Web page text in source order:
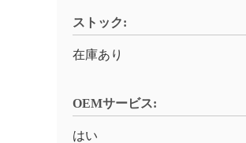
ストック:
在庫あり
OEMサービス:
はい